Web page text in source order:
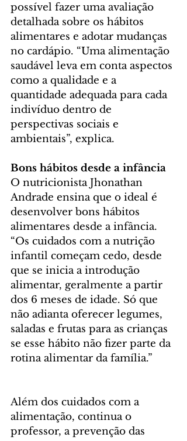
possível fazer uma avaliação
detalhada sobre os hábitos
alimentares e adotar mudanças
no cardápio. “Uma alimentação
saudável leva em conta aspectos
como a qualidade e a
quantidade adequada para cada
indivíduo dentro de
perspectivas sociais e
ambientais”, explica.
Bons hábitos desde a infância
O nutricionista Jhonathan
Andrade ensina que o ideal é
desenvolver bons hábitos
alimentares desde a infância.
“Os cuidados com a nutrição
infantil começam cedo, desde
que se inicia a introdução
alimentar, geralmente a partir
dos 6 meses de idade. Só que
não adianta oferecer legumes,
saladas e frutas para as crianças
se esse hábito não fizer parte da
rotina alimentar da família.”
Além dos cuidados com a
alimentação, continua o
professor, a prevenção das